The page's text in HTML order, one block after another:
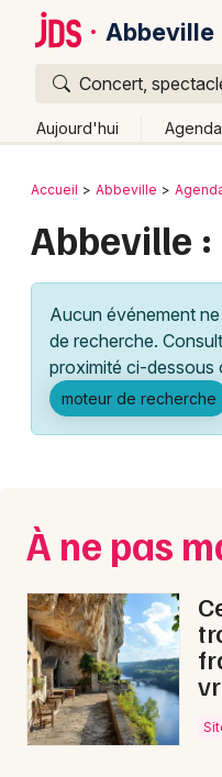
Abbeville
Concert,
Aujourd'hui Agenda
Publier un
Grands événements
Activité &
Manifestations
Spectacles
Concerts
Sports
Soirées
Sorties famille
Bordeaux
Lille
Lyon
Marseille
Nantes
Nice
Paris
Strasbourg
Toulouse
Retour
Accueil Abbeville
Abbeville
Aucun événement
de recherche.
proximité ci-dessous
moteur de recherche
À ne pas
Quoi ?
Où ?
Près de moi
Changer
Quand ?